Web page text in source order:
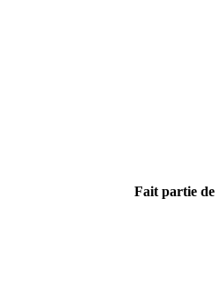
Fait partie de